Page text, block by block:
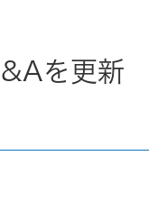
を更新